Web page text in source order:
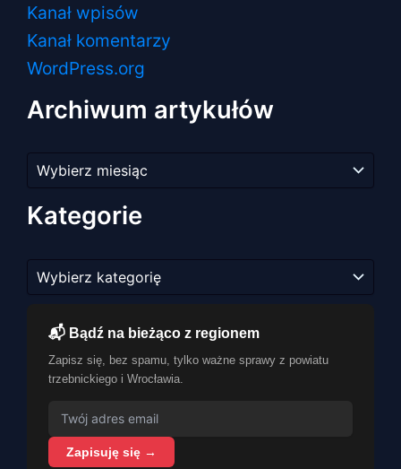
Kanał wpisów
Kanał komentarzy
WordPress.org
Archiwum artykułów
artykułów
Kategorie
📬 Bądź na bieżąco z regionem
Zapisz się, bez spamu, tylko ważne sprawy z powiatu
trzebnickiego i Wrocławia.
Zapisuję się →